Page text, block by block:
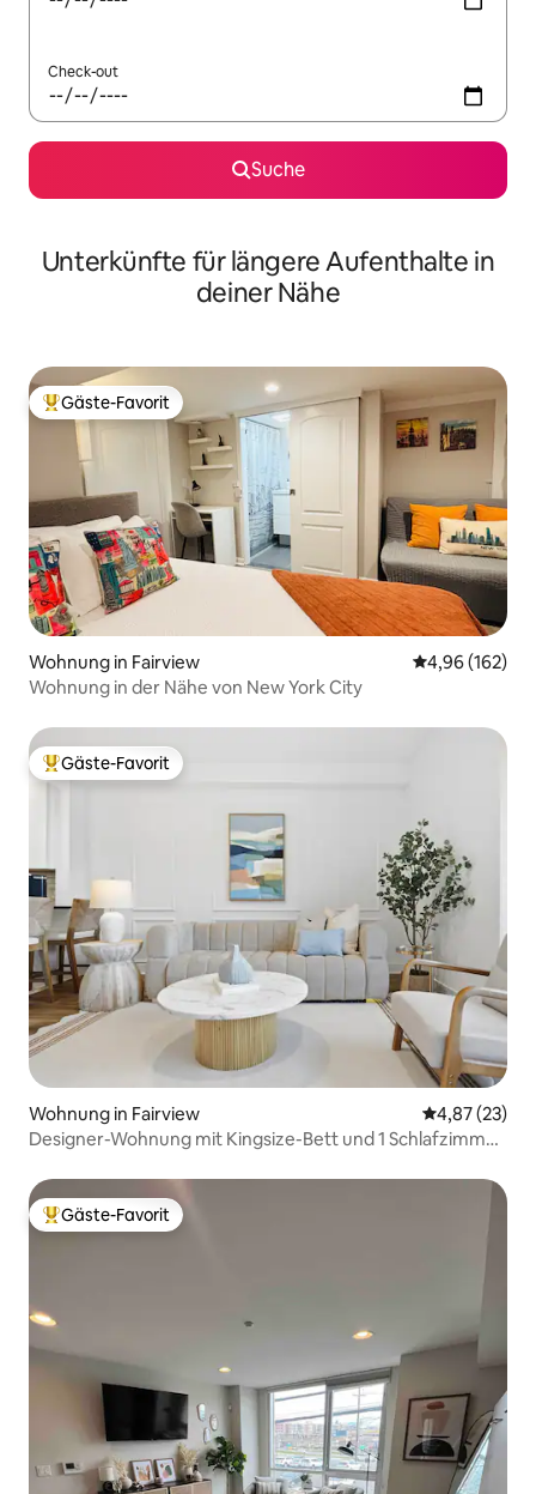
Check-out
Suche
Unterkünfte für längere Aufenthalte in
deiner Nähe
Beliebter Gäste-Favorit.
Gäste-Favorit
Wohnung in Fairview
4,96 (162)
Wohnung in der Nähe von New York City
Beliebter Gäste-Favorit.
Gäste-Favorit
Wohnung in Fairview
4,87 (23)
Designer-Wohnung mit Kingsize-Bett und 1 Schlafzimmer
Fitnessraum
Beliebter Gäste-Favorit.
Gäste-Favorit